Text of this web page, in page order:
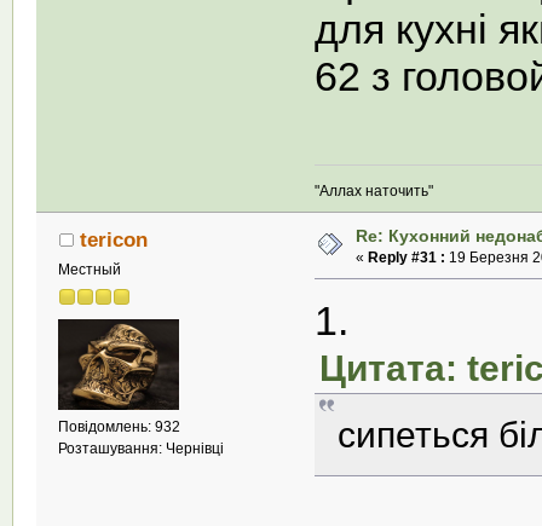
для кухні
62 з
"Аллах наточить"
tericon
Местный
Повідомлень: 932
Розташування: Чернівці
Re: Кухонний
« Reply #31 : 19 Березня
1.
Цитата:
сипеться